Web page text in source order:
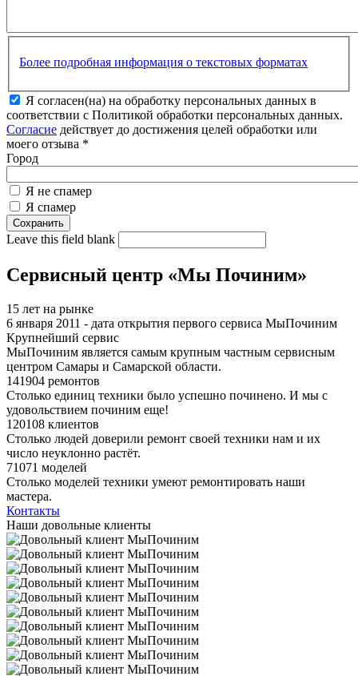
Более подробная информация о текстовых форматах
Я согласен(на) на обработку персональных данных в
соответствии с Политикой обработки персональных данных.
Согласие действует до достижения целей обработки или
моего отзыва *
Город
Я не спамер
Я спамер
Leave this field blank
Сервисный центр «Мы Починим»
15 лет на рынке
6 января 2011 - дата открытия первого сервиса МыПочиним
Крупнейший сервис
МыПочиним является самым крупным частным сервисным
центром Самары и Самарской области.
141904 ремонтов
Столько единиц техники было успешно починено. И мы с
удовольствием починим еще!
120108 клиентов
Столько людей доверили ремонт своей техники нам и их
число неуклонно растёт.
71071 моделей
Столько моделей техники умеют ремонтировать наши
мастера.
Контакты
Наши довольные клиенты